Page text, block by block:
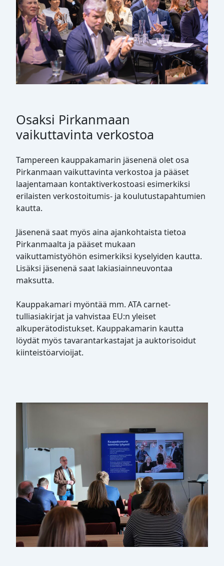
Osaksi Pirkanmaan
vaikuttavinta verkostoa
Tampereen kauppakamarin jäsenenä olet osa
Pirkanmaan vaikuttavinta verkostoa ja pääset
laajentamaan kontaktiverkostoasi esimerkiksi
erilaisten verkostoitumis- ja koulutustapahtumien
kautta.
Jäsenenä saat myös aina ajankohtaista tietoa
Pirkanmaalta ja pääset mukaan
vaikuttamistyöhön esimerkiksi kyselyiden kautta.
Lisäksi jäsenenä saat lakiasiainneuvontaa
maksutta.
Kauppakamari myöntää mm. ATA carnet-
tulliasiakirjat ja vahvistaa EU:n yleiset
alkuperätodistukset. Kauppakamarin kautta
löydät myös tavarantarkastajat ja auktorisoidut
kiinteistöarvioijat.